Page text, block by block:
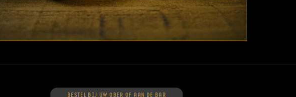
BESTEL BIJ UW OBER OF AAN DE BAR